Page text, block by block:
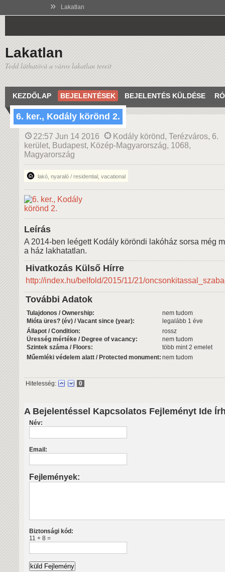
» Lakatlan
Lakatlan
Tedd láthatóvá a város lakatlan tereit
KEZDŐLAP BEJELENTÉSEK BEJELENTÉS KÜLDÉSE
6. ker., Kodály körönd 2.
22:57 Jun 14 2016
Kodály körönd, Terézváros, 6.
kerület, Budapest, Közép-Magyarország, 1068,
Magyarország
lakó, nyaraló / residential, vacational
Leírás
A 2014-ben leégett Kodály köröndi lakóház sorsa még
a ház lakhatatlan.
Hivatkozás Külső Hírre
http://index.hu/belfold/2015/11/21/
További Adatok
Tulajdonos / Ownership:
nem tudom
Mióta üres? (év) / Vacant since (year):
legalább 1 éve
Állapot / Condition:
rossz
Üresség mértéke / Degree of vacancy:
nem tudom
Szintek száma / Floors:
több mint 2 emelet
Műemléki védelem alatt / Protected monument: nem tudom
Hitelesség: 0
A Bejelentéssel Kapcsolatos Fejleményt Ide
Név:
Email:
Fejlemények:
Biztonsági kód:
11 + 8 =